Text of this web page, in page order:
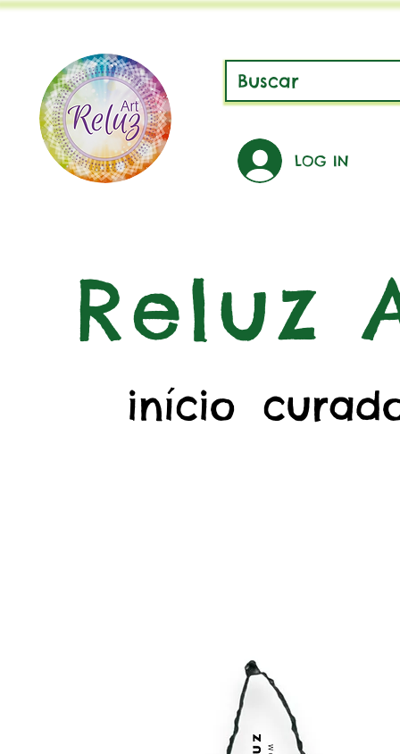
LOG IN
Reluz
início